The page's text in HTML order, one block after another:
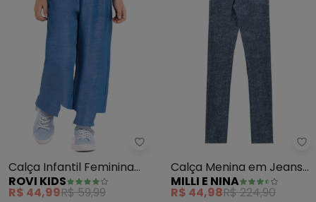
Rovi Kids - Calça Infantil
Calça Infantil Feminina
Wide Leg (Azul)
ROVI KIDS
R$ 44,99R$ 59,99
Calça Menina em Jeans
Trancoso (Azul)
MILLI E NINA
R$ 44,98R$ 224,90